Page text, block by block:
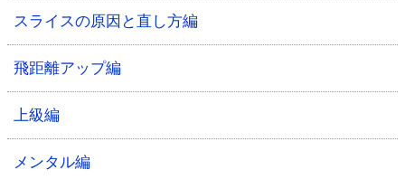
スライスの原因と直し方編
飛距離アップ編
上級編
メンタル編